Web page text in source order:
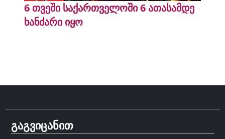
6 თვეში საქართველოში 6 ათასამდე
ხანძარი იყო
გაგვიცანით